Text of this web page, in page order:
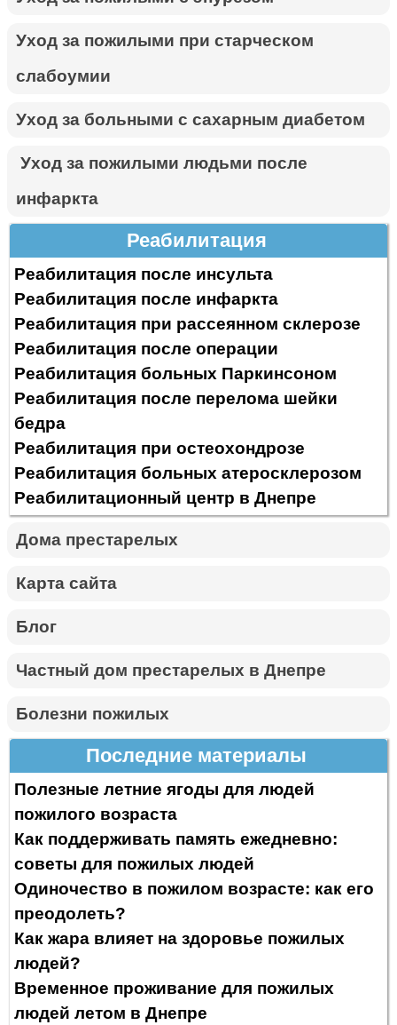
Уход за пожилыми при старческом
слабоумии
Уход за больными с сахарным диабетом
Уход за пожилыми людьми после
инфаркта
Реабилитация
Реабилитация после инсульта
Реабилитация после инфаркта
Реабилитация при рассеянном склерозе
Реабилитация после операции
Реабилитация больных Паркинсоном
Реабилитация после перелома шейки
бедра
Реабилитация при остеохондрозе
Реабилитация больных атеросклерозом
Реабилитационный центр в Днепре
Дома престарелых
Карта сайта
Блог
Частный дом престарелых в Днепре
Болезни пожилых
Последние материалы
Полезные летние ягоды для людей
пожилого возраста
Как поддерживать память ежедневно:
советы для пожилых людей
Одиночество в пожилом возрасте: как его
преодолеть?
Как жара влияет на здоровье пожилых
людей?
Временное проживание для пожилых
людей летом в Днепре